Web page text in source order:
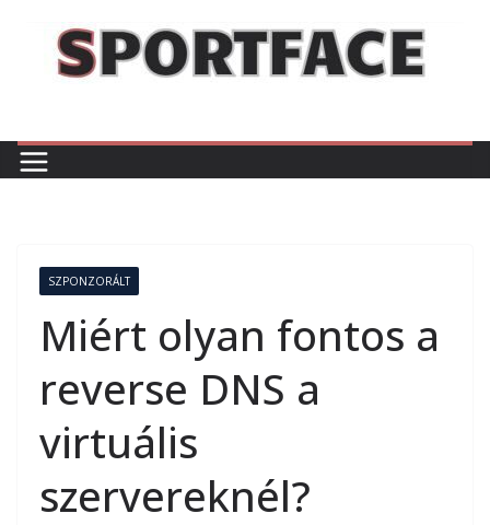
content
SZPONZORÁLT
Miért olyan fontos a
reverse DNS a
virtuális
szervereknél?